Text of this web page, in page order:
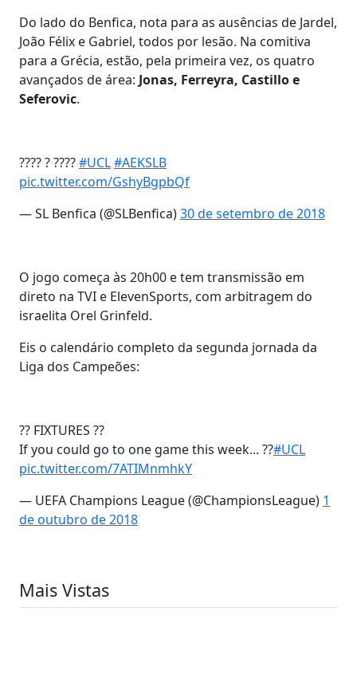
Do lado do Benfica, nota para as ausências de Jardel,
João Félix e Gabriel, todos por lesão. Na comitiva
para a Grécia, estão, pela primeira vez, os quatro
avançados de área: Jonas, Ferreyra, Castillo e
Seferovic.
???? ? ????#UCL#AEKSLB
pic.twitter.com/GshyBgpbQf
— SL Benfica (@SLBenfica)30 de setembro de 2018
O jogo começa às 20h00 e tem transmissão em
direto na TVI e ElevenSports, com arbitragem do
israelita Orel Grinfeld.
Eis o calendário completo da segunda jornada da
Liga dos Campeões:
?? FIXTURES ??
If you could go to one game this week... ??#UCL
pic.twitter.com/7ATIMnmhkY
— UEFA Champions League (@ChampionsLeague) 1
de outubro de 2018
Mais Vistas